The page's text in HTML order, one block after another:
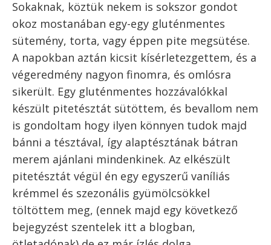
A cikk szerzője: Gizi Receptjei
Sokaknak, köztük nekem is sokszor gondot